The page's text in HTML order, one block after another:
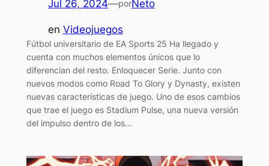
Jul 26, 2024—porNeto
en Videojuegos
Fútbol universitario de EA Sports 25 Ha llegado y
cuenta con muchos elementos únicos que lo
diferencian del resto. Enloquecer Serie. Junto con
nuevos modos como Road To Glory y Dynasty, existen
nuevas características de juego. Uno de esos cambios
que trae el juego es Stadium Pulse, una nueva versión
del impulso dentro de los…